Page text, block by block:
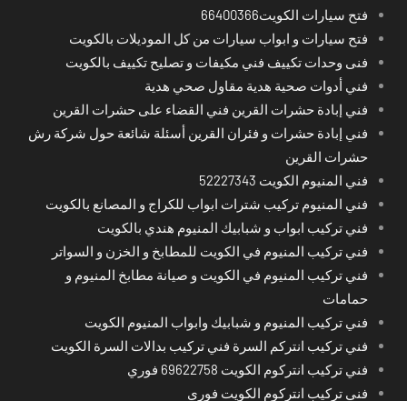
فتح سيارات الكويت66400366
فتح سيارات و ابواب سيارات من كل الموديلات بالكويت
فنى وحدات تكييف فني مكيفات و تصليح تكييف بالكويت
فني أدوات صحية هدية مقاول صحي هدية
فني إبادة حشرات القرين فني القضاء على حشرات القرين
فني إبادة حشرات و فئران القرين أسئلة شائعة حول شركة رش
حشرات القرين
فني المنيوم الكويت 52227343
فني المنيوم تركيب شترات ابواب للكراج و المصانع بالكويت
فني تركيب ابواب و شبابيك المنيوم هندي بالكويت
فني تركيب المنيوم في الكويت للمطابخ و الخزن و السواتر
فني تركيب المنيوم في الكويت و صيانة مطابخ المنيوم و
حمامات
فني تركيب المنيوم و شبابيك وابواب المنيوم الكويت
فني تركيب انتركم السرة فني تركيب بدالات السرة الكويت
فني تركيب انتركوم الكويت 69622758 فوري
فني تركيب انتركوم الكويت فوري